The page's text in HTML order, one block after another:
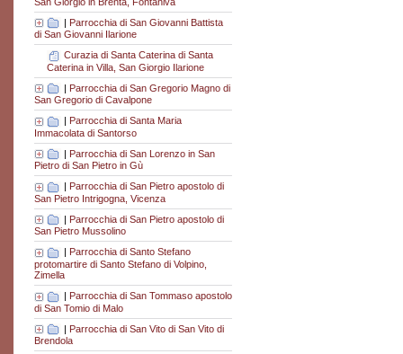
| Parrocchia di San Giovanni Battista
di San Giovanni Ilarione
Curazia di Santa Caterina di Santa
Caterina in Villa, San Giorgio Ilarione
| Parrocchia di San Gregorio Magno di
San Gregorio di Cavalpone
Parrocchia di Santa Maria
Immacolata di Santorso
| Parrocchia di San Lorenzo in San
Pietro di San Pietro in Gù
Parrocchia di San Pietro apostolo di
San Pietro Intrigogna, Vicenza
| Parrocchia di San Pietro apostolo di
San Pietro Mussolino
Parrocchia di Santo Stefano
protomartire di Santo Stefano di Volpino,
Zimella
| Parrocchia di San Tommaso apostolo
di San Tomio di Malo
| Parrocchia di San Vito di San Vito di
Brendola